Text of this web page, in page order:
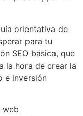
orientativa de
para tu
SEO básica, que
la hora de crear la
e inversión
web